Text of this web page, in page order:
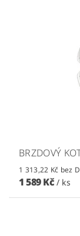
BRZDOVÝ
1 313,22 Kč
1 589 Kč / ks